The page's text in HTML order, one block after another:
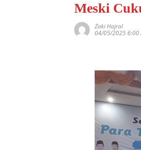
Meski
Zaki Hajral
04/05/2025 6:00